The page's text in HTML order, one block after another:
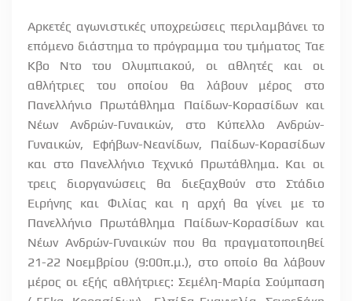
Αρκετές αγωνιστικές υποχρεώσεις περιλαμβάνει το
επόμενο διάστημα το πρόγραμμα του τμήματος Ταε
Κβο Ντο του Ολυμπιακού, οι αθλητές και οι
αθλήτριες του οποίου θα λάβουν μέρος στο
Πανελλήνιο Πρωτάθλημα Παίδων-Κορασίδων και
Νέων Ανδρών-Γυναικών, στο Κύπελλο Ανδρών-
Γυναικών, Εφήβων-Νεανίδων, Παίδων-Κορασίδων
και στο Πανελλήνιο Τεχνικό Πρωτάθλημα. Και οι
τρεις διοργανώσεις θα διεξαχθούν στο Στάδιο
Ειρήνης και Φιλίας και η αρχή θα γίνει με το
Πανελλήνιο Πρωτάθλημα Παίδων-Κορασίδων και
Νέων Ανδρών-Γυναικών που θα πραγματοποιηθεί
21-22 Νοεμβρίου (9:00π.μ.), στο οποίο θα λάβουν
μέρος οι εξής αθλήτριες: Σεμέλη-Μαρία Σούμπαση